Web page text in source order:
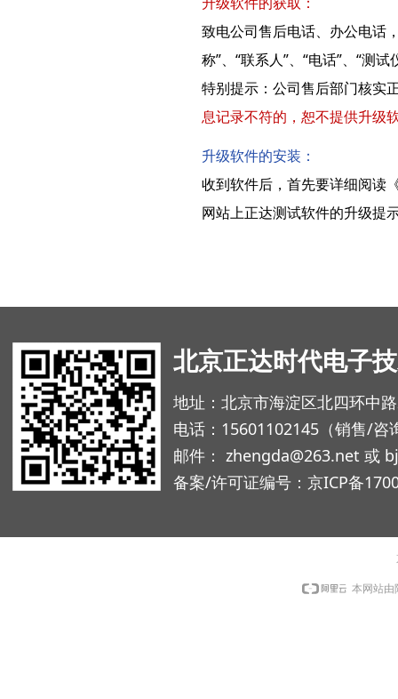
致电公司售后电话、办公电话
称”、“联系人”、“电话”、“测
特别提示：公司售后部门核实
息记录不符的，恕不提供升级
升级软件的安装：
收到软件后，首先要详细阅读
网站上正达测试软件的升级提
北京正达时代电子
地址：北京市海淀区北四环中
电话：15601102145（销售/咨
邮件： zhengda@263.net 或
备案/许可证编号： 京ICP备
本网站由